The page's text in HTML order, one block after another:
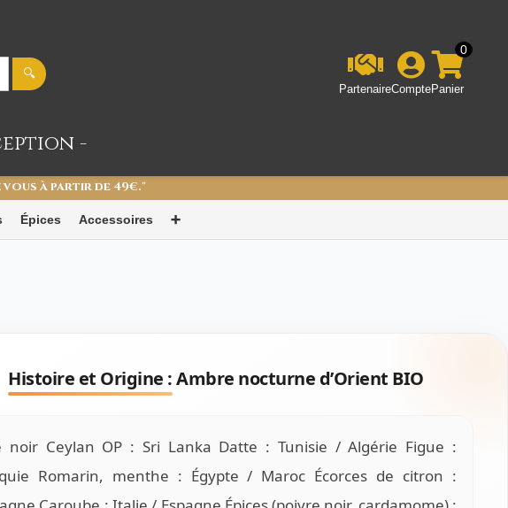
🔍
PartenaireCompte
0
Panier
-
à partir de 49€."
Épices Accessoires ➕
Histoire et Origine :Ambre nocturne d’Orient BIO
noir Ceylan OP : Sri Lanka Datte : Tunisie / Algérie Figue :
Romarin, menthe : Égypte / Maroc Écorces de citron :